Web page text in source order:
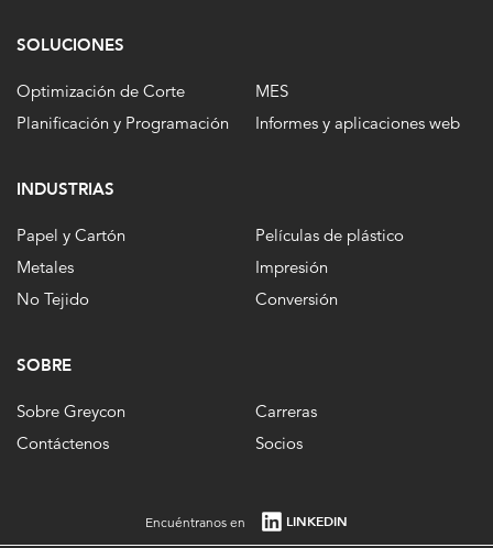
SOLUCIONES
Optimización de Corte
Planificación y Programación
MES
Informes y aplicaciones web
INDUSTRIAS
Papel y Cartón
Metales
No Tejido
Películas de plástico
Impresión
Conversión
SOBRE
Sobre Greycon
Contáctenos
Carreras
Socios
Encuéntranos en LINKEDIN